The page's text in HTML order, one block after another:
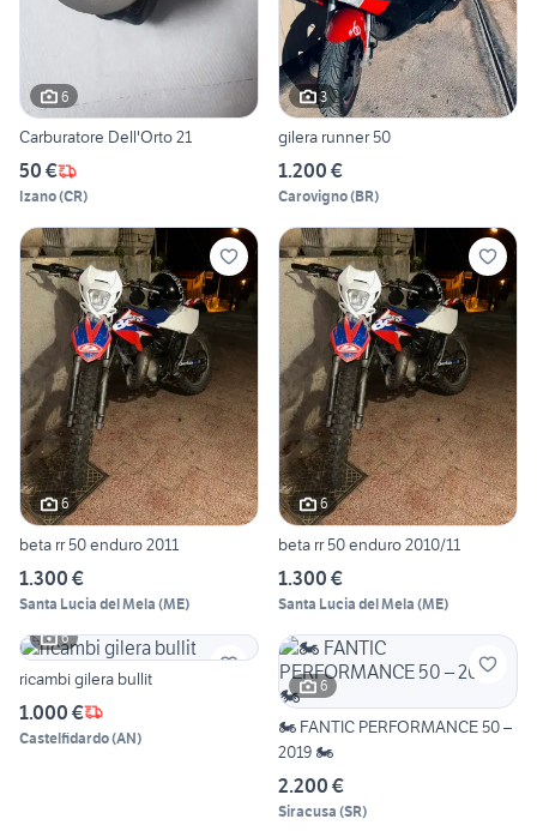
6
Carburatore Dell'Orto 21
50 €
Izano(CR)
3
gilera runner 50
1.200 €
Carovigno(BR)
6
beta rr 50 enduro 2011
1.300 €
Santa Lucia del Mela (ME)
6
beta rr 50 enduro 2010/11
1.300 €
Santa Lucia del Mela (ME)
6
ricambi gilera bullit
1.000 €
Castelfidardo(AN)
6
🏍️ FANTIC PERFORMANCE 50 –
2019 🏍️
2.200 €
Siracusa (SR)